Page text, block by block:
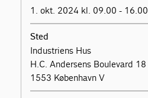
1. okt. 2024 kl. 09.00 - 16.00
Sted
Industriens Hus
H.C. Andersens Boulevard 18
1553 København V